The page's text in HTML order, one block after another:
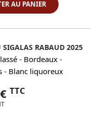
AU PANIER
SIGALAS RABAUD 2025
- Bordeaux -
- Blanc liquoreux
TTC